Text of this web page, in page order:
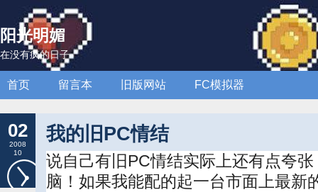
阳光明媚
在没有疯的日子
首页 留言本 旧版网站 FC模拟器
02
2008
10
我的旧PC情结
说自己有旧PC情结实际上还有点夸
脑！如果我能配的起一台市面上最新